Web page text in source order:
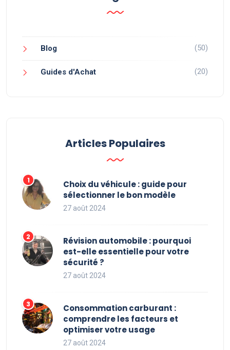
Blog (50)
Guides d'Achat (20)
Articles Populaires
Choix du véhicule : guide pour
sélectionner le bon modèle
27 août 2024
Révision automobile : pourquoi
est-elle essentielle pour votre
sécurité ?
27 août 2024
Consommation carburant :
comprendre les facteurs et
optimiser votre usage
27 août 2024